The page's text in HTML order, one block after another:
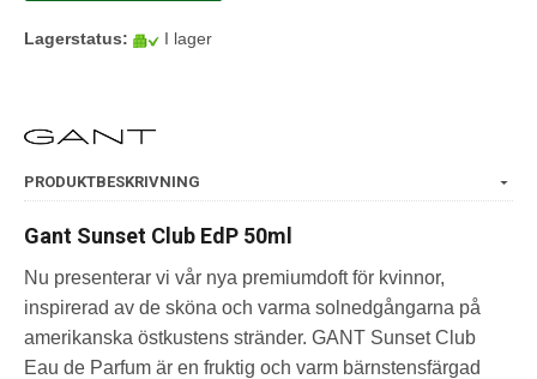
Lagerstatus: I lager
PRODUKTBESKRIVNING
Gant Sunset Club EdP 50ml
Nu presenterar vi vår nya premiumdoft för kvinnor,
inspirerad av de sköna och varma solnedgångarna på
amerikanska östkustens stränder. GANT Sunset Club
Eau de Parfum är en fruktig och varm bärnstensfärgad